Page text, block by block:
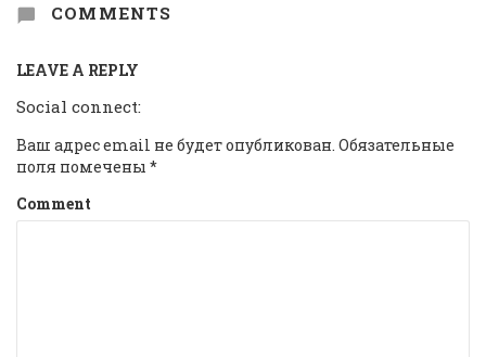
COMMENTS
LEAVE A REPLY
Social connect:
Ваш адрес email не будет опубликован. Обязательные
поля помечены *
Comment